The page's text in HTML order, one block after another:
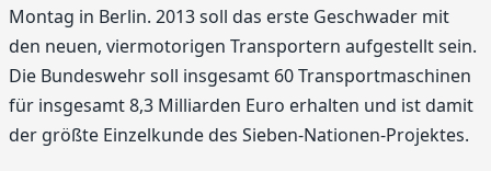
Montag in Berlin. 2013 soll das erste Geschwader mit
den neuen, viermotorigen Transportern aufgestellt sein.
Die Bundeswehr soll insgesamt 60 Transportmaschinen
für insgesamt 8,3 Milliarden Euro erhalten und ist damit
der größte Einzelkunde des Sieben-Nationen-Projektes.